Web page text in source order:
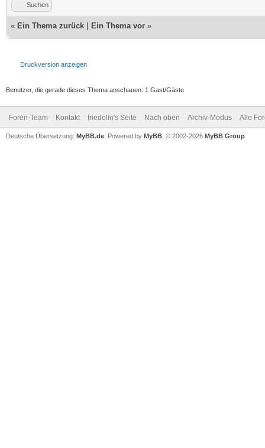
Suchen
« Ein Thema zurück Ein Thema vor »
Druckversion anzeigen
Benutzer, die gerade dieses Thema anschauen: 1 Gast/Gäste
Foren-Team Kontakt friedolin's Seite Nach oben Archiv-Modus Alle
Deutsche Übersetzung: MyBB.de , Powered by MyBB , © 2002-2026 MyBB Group